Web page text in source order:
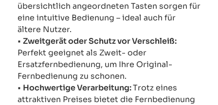
übersichtlich angeordneten Tasten sorgen für
eine intuitive Bedienung – ideal auch für
ältere Nutzer.
• Zweitgerät oder Schutz vor Verschleiß:
Perfekt geeignet als Zweit- oder
Ersatzfernbedienung, um Ihre Original-
Fernbedienung zu schonen.
• Hochwertige Verarbeitung:Trotz eines
attraktiven Preises bietet die Fernbedienung